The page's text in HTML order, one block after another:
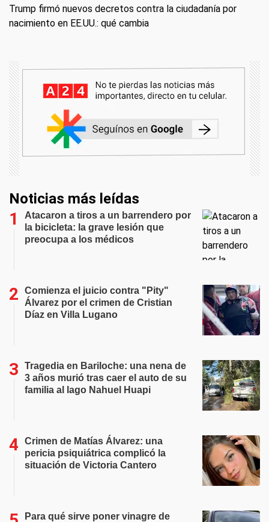
Trump firmó nuevos decretos contra la ciudadanía por
nacimiento en EE.UU.: qué cambia
Noticias más leídas
Atacaron a tiros a un barrendero por
la bicicleta: la grave lesión que
preocupa a los médicos
Comienza el juicio contra "Pity"
Álvarez por el crimen de Cristian
Díaz en Villa Lugano
Tragedia en Bariloche: una nena de
3 años murió tras caer el auto de su
familia al lago Nahuel Huapi
Crimen de Matías Álvarez: una
pericia psiquiátrica complicó la
situación de Victoria Cantero
Para qué sirve poner vinagre de